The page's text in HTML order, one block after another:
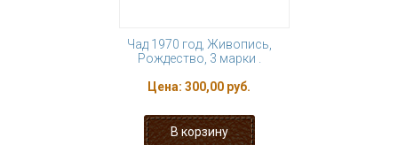
Чад 1970 год, Живопись,
Рождество, 3 марки .
Цена: 300,00 руб.